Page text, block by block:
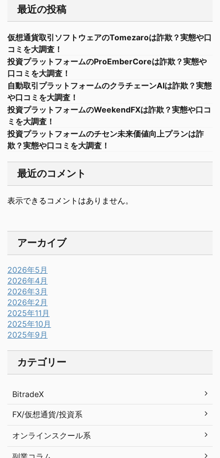
最近の投稿
仮想通貨取引ソフトウェアのTomezaroは詐欺？実態や口
コミを大調査！
投資プラットフォームのProEmberCoreは詐欺？実態や
口コミを大調査！
自動取引プラットフォームのクラチェーンAIは詐欺？実態
や口コミを大調査！
投資プラットフォームのWeekendFXは詐欺？実態や口コ
ミを大調査！
投資プラットフォームのチセン未来価値向上プランは詐
欺？実態や口コミを大調査！
最近のコメント
表示できるコメントはありません。
アーカイブ
2026年5月
2026年4月
2026年3月
2026年2月
2025年11月
2025年10月
2025年9月
カテゴリー
BitradeX
FX/仮想通貨/投資系
オンラインスクール系